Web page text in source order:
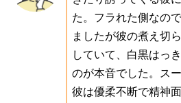
た。フラれた側なの
ましたが彼の煮え切
していて、白黒はっ
のが本音でした。ス
彼は優柔不断で精神